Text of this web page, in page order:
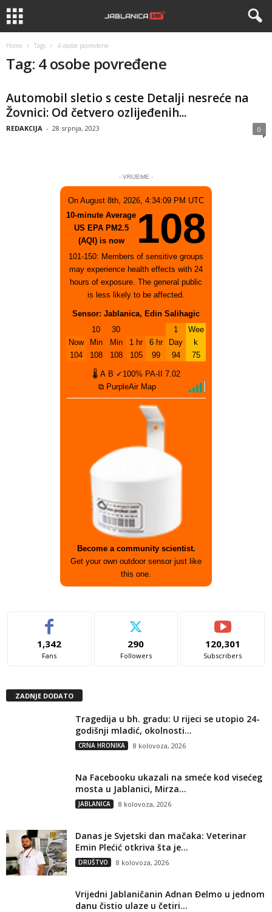
Home Tags 4 osobe povređene
Tag: 4 osobe povređene
Automobil sletio s ceste Detalji nesreće na
Žovnici: Od četvero ozlijeđenih...
REDAKCIJA - 28 srpnja, 2023 0
- VRIJEME -
On August 8th, 2026, 4:34:09 PM UTC
10-minute Average
US EPA PM2.5
(AQI) is now
108
101-150: Members of sensitive groups
may experience health effects with 24
hours of exposure. The general public
is less likely to be affected.
Sensor: Jablanica, Edin Salihagic
Now
104
10
Min
108
30
Min
108
1 hr
105
6 hr
99
1
Day
94
Wee
k
75
🌡 A B ✓100% PA-II
7.02
⧉ PurpleAir Map
Become a community scientist.
Get your own outdoor sensor just like
this one.
1,342
Fans
290
Followers
120,301
Subscribers
ZADNJE DODATO
Tragedija u bh. gradu: U rijeci se utopio 24-
godišnji mladić, okolnosti...
CRNA HRONIKA 8 kolovoza, 2026
Na Facebooku ukazali na smeće kod visećeg
mosta u Jablanici, Mirza...
JABLANICA 8 kolovoza, 2026
Danas je Svjetski dan mačaka: Veterinar
Emin Plećić otkriva šta je...
DRUŠTVO 8 kolovoza, 2026
Vrijedni Jablaničanin Adnan Đelmo u jednom
danu čistio ulaze u četiri...